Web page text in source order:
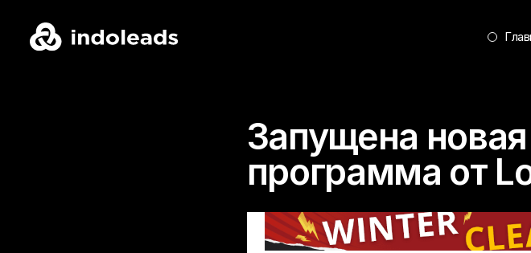
Запущена
программа от